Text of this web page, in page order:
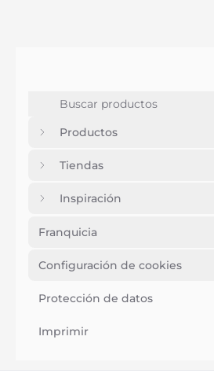
Productos
Tiendas
Inspiración
Franquicia
Configuración de cookies
Protección de datos
Imprimir